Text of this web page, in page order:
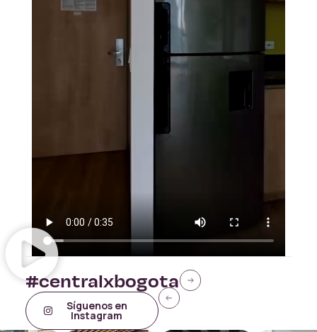
#centralxbogota
Síguenos en
Instagram